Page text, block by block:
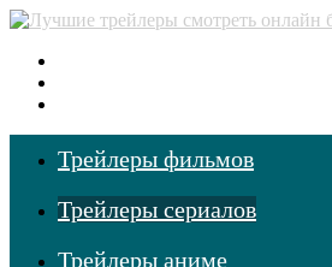
Трейлеры фильмов
Трейлеры сериалов
Трейлеры аниме